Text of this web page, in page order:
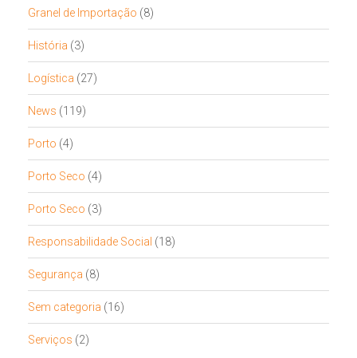
Granel de Importação (8)
História (3)
Logística (27)
News (119)
Porto (4)
Porto Seco (4)
Porto Seco (3)
Responsabilidade Social (18)
Segurança (8)
Sem categoria (16)
Serviços (2)